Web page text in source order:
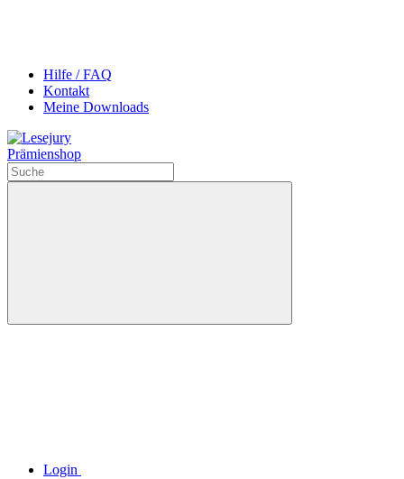
Hilfe / FAQ
Kontakt
Meine Downloads
Prämienshop
Login